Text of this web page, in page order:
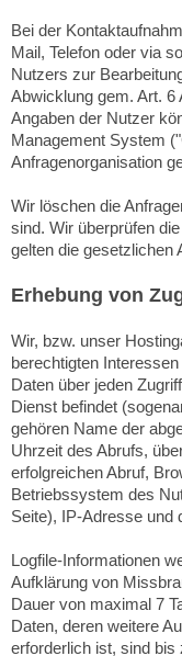
Bei der
Mail, Telefon oder via
Nutzers zur
Abwicklung gem. Art.
Angaben der Nutzer
Management System
Anfragenorganisation
Wir löschen die
sind. Wir überprüfen
gelten die gesetzlichen
Erhebung von
Wir, bzw. unser
berechtigten
Daten über jeden
Dienst befindet
gehören Name der
Uhrzeit des Abrufs,
erfolgreichen Abruf,
Betriebssystem des
Seite), IP-Adresse und
Logfile-Informationen
Aufklärung von
Dauer von maximal 7
Daten, deren weitere
erforderlich ist, sind bis